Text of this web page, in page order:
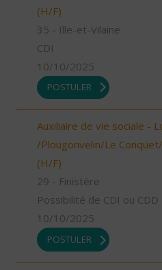
(H/F)
35 - Ille-et-Vilaine
CDI
10/10/2025
POSTULER
Auxiliaire de vie sociale -
/Plougonvelin/Le
(H/F)
29 - Finistère
Possibilité de CDI ou CDD
10/10/2025
POSTULER